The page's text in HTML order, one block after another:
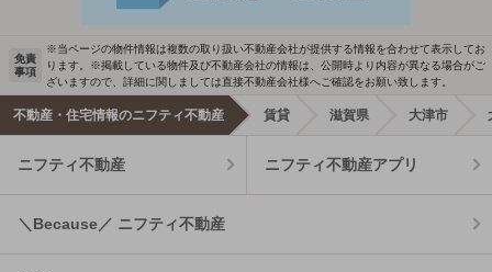
免責
事項
※当ページの物件情報は複数の取り扱い不動産会社が提供する情報を合わせて表示してお
ります。※掲載している物件及び不動産会社の情報は、公開時より内容が異なる場合がご
ざいますので、詳細に関しましては直接不動産会社様へご確認をお願い致します。
不動産・住宅情報のニフティ不動産 賃貸 滋賀県 大津市
ニフティ不動産 ニフティ不動産アプリ
＼Because／ ニフティ不動産